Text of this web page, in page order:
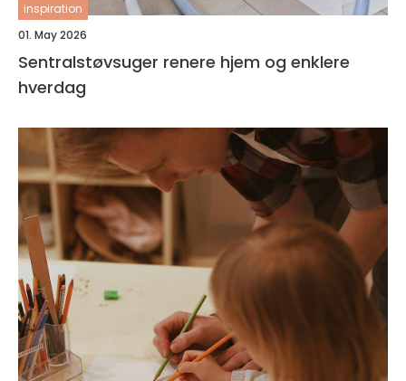
inspiration
01. May 2026
Sentralstøvsuger renere hjem og enklere
hverdag